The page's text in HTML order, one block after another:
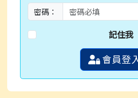
密碼：
記住我
會員登